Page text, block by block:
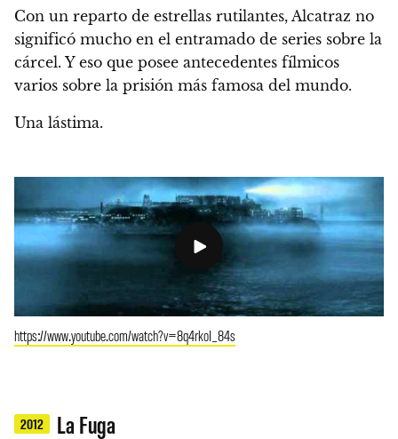
Con un reparto de estrellas rutilantes, Alcatraz no
significó mucho en el entramado de series sobre la
cárcel. Y eso que posee antecedentes fílmicos
varios sobre la prisión más famosa del mundo.
Una lástima.
https://www.youtube.com/watch?v=8q4rkoI_84s
2012 La Fuga